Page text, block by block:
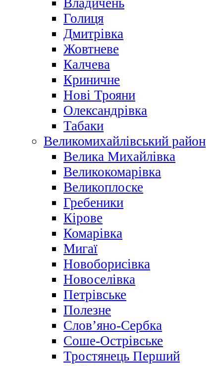
Владичень
Голиця
Дмитрівка
Жовтневе
Калчева
Криничне
Нові Трояни
Олександрівка
Табаки
Великомихайлівський район
Велика Михайлівка
Великокомарівка
Великоплоске
Гребеники
Кірове
Комарівка
Мигаї
Новоборисівка
Новоселівка
Петрівське
Полезне
Слов’яно-Сербка
Соше-Острівське
Тростянець Перший